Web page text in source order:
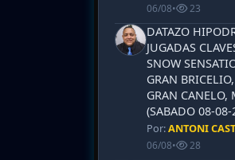
06/08• 23
DATAZO
JUGADAS
SNOW
GRAN
GRAN CANELO,
(SABADO 08-
Por:ANTONI
06/08• 28